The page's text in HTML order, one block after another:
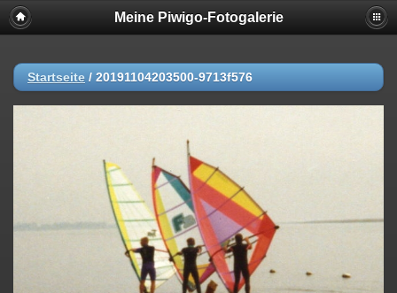
Meine Piwigo-Fotogalerie
Startseite / 20191104203500-9713f576